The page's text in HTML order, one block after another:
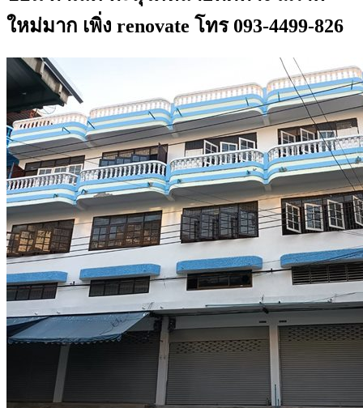
ใหม่มาก เพิ่ง renovate โทร 093-4499-826